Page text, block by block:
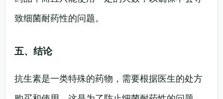
致细菌耐药性的问题。
五、结论
抗生素是一类特殊的药物，需要根据医生的处方